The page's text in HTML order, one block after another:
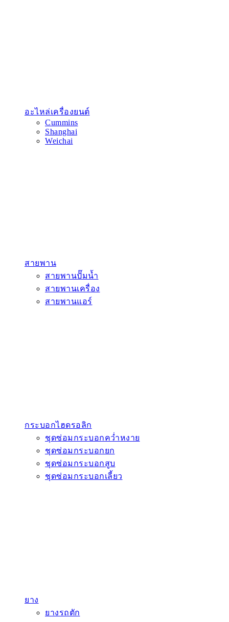
อะไหล่เครื่องยนต์
Cummins
Shanghai
Weichai
สายพาน
สายพานปั๊มน้ำ
สายพานเครื่อง
สายพานแอร์
กระบอกไฮดรอลิก
ชุดซ่อมกระบอกคว่ำหงาย
ชุดซ่อมกระบอกยก
ชุดซ่อมกระบอกสูบ
ชุดซ่อมกระบอกเลี้ยว
ยาง
ยางรถตัก